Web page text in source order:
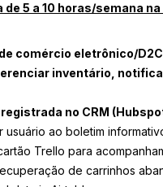
de 5 a 10 horas/semana
comércio eletrônico/
inventário,
no CRM
usuário ao boletim
Trello para
de carrinhos